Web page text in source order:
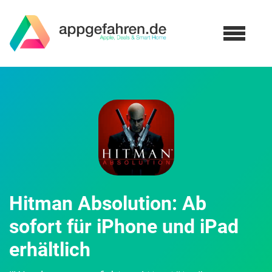
Hitman Absolution: Ab
sofort für iPhone und iPad
erhältlich